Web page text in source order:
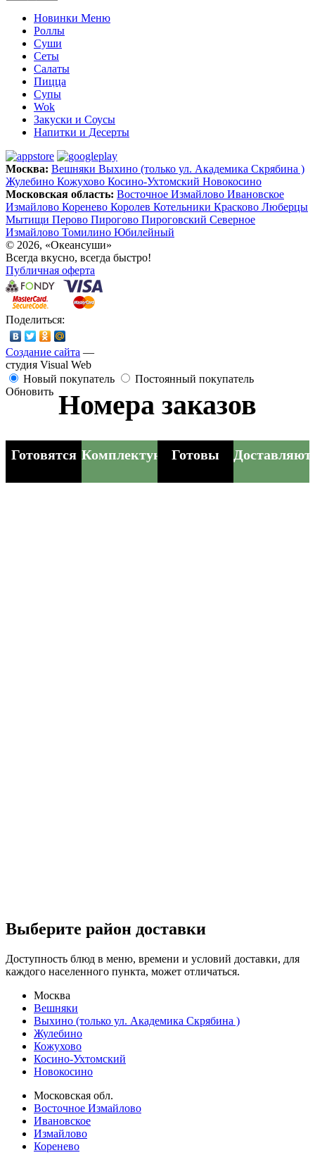
Новинки Меню
Роллы
Суши
Сеты
Салаты
Пицца
Супы
Wok
Закуски и Соусы
Напитки и Десерты
Москва: Вешняки Выхино (только ул. Академика Скрябина )
Жулебино Кожухово Косино-Ухтомский Новокосино
Московская область: Восточное Измайлово Ивановское
Измайлово Коренево Королев Котельники Красково Люберцы
Мытищи Перово Пирогово Пироговский Северное
Измайлово Томилино Юбилейный
© 2026, «Океансуши»
Всегда вкусно, всегда быстро!
Публичная оферта
Поделиться:
Создание сайта —
студия Visual Web
Новый покупатель
Постоянный покупатель
Обновить Номера заказов
Готовятся КомплектуютсяГотовы
Выберите район доставки
Доступность блюд в меню, времени и условий доставки, для
каждого населенного пункта, может отличаться.
Москва
Вешняки
Выхино (только ул. Академика Скрябина )
Жулебино
Кожухово
Косино-Ухтомский
Новокосино
Московская обл.
Восточное Измайлово
Ивановское
Измайлово
Коренево